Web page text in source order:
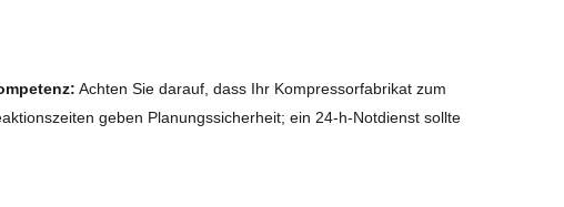
Achten Sie darauf, dass Ihr Kompressorfabrikat zum
geben Planungssicherheit; ein 24-h-Notdienst sollte